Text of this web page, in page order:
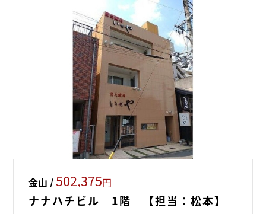
金山 /502,375円
ナナハチビル 1階 【担当：松本】